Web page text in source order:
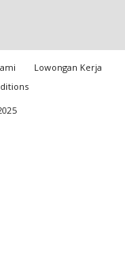
Lowongan Kerja